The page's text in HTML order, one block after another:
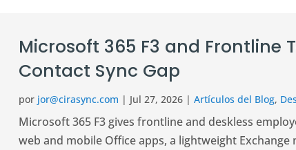
Microsoft 365 F3 and Frontline
Contact Sync Gap
por jor@cirasync.com | Jul 27, 2026 |Artículos del Blog,
Microsoft 365 F3 gives frontline and deskless
web and mobile Office apps, a lightweight